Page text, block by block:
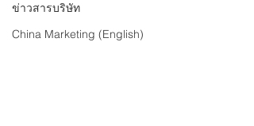
ข่าวสารบริษัท
China Marketing (English)